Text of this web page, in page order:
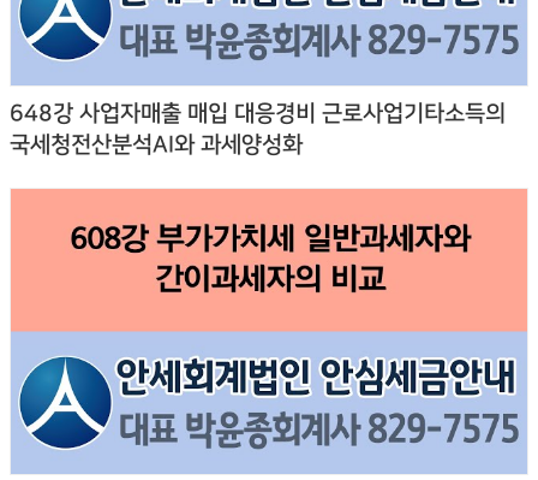
648강 사업자매출 매입 대응경비 근로사업기타소득의
국세청전산분석AI와 과세양성화